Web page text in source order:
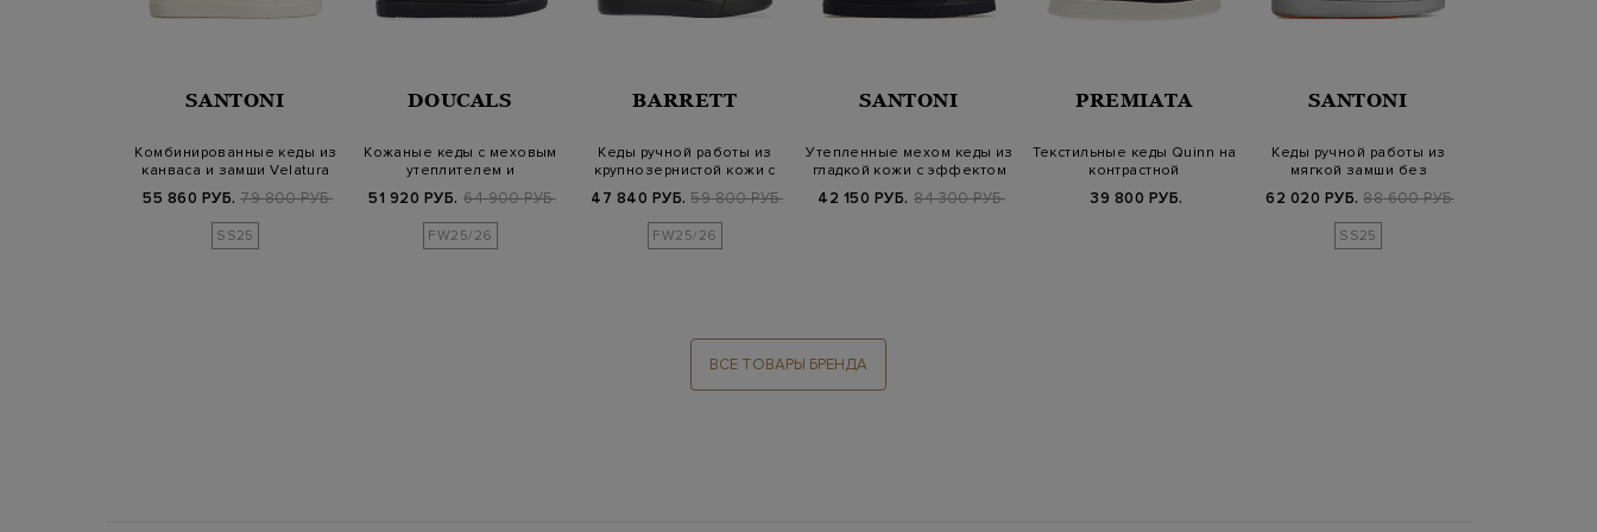
SANTONI
Комбинированные кеды из
канваса и замши Velatura
55 860 РУБ. 79 800 РУБ.
SS25
DOUCALS
Кожаные кеды с меховым
утеплителем и
51 920 РУБ. 64 900 РУБ.
FW25/26
BARRETT
Кеды ручной работы из
крупнозернистой кожи с
47 840 РУБ. 59 800 РУБ.
FW25/26
SANTONI
Утепленные мехом кеды из
гладкой кожи с эффектом
42 150 РУБ. 84 300 РУБ.
PREMIATA
Текстильные кеды Quinn на
контрастной
39 800 РУБ.
SANTONI
Кеды ручной работы из
мягкой замши без
62 020 РУБ. 88 600 РУБ.
SS25
ВСЕ ТОВАРЫ БРЕНДА